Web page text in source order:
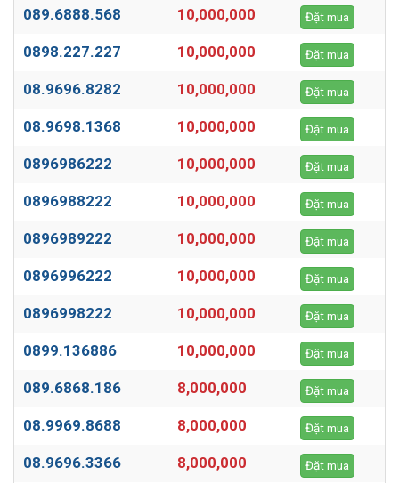
089.6888.568 10,000,000 Đặt mua
0898.227.227 10,000,000 Đặt mua
08.9696.8282 10,000,000 Đặt mua
08.9698.1368 10,000,000 Đặt mua
0896986222 10,000,000 Đặt mua
0896988222 10,000,000 Đặt mua
0896989222 10,000,000 Đặt mua
0896996222 10,000,000 Đặt mua
0896998222 10,000,000 Đặt mua
0899.136886 10,000,000 Đặt mua
089.6868.186 8,000,000 Đặt mua
08.9969.8688 8,000,000 Đặt mua
08.9696.3366 8,000,000 Đặt mua